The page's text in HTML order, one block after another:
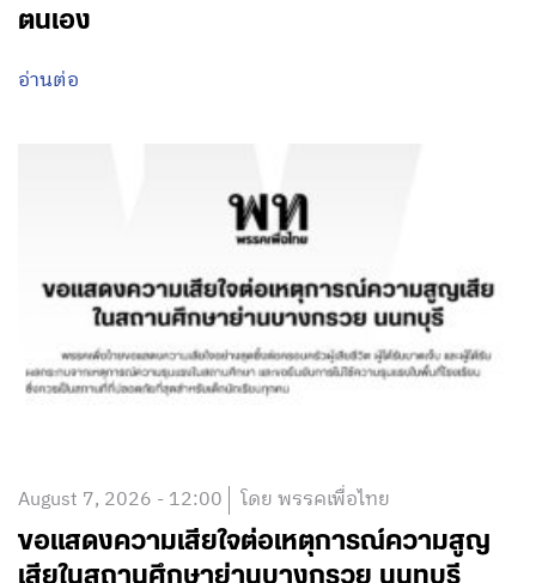
ตนเอง
อ่านต่อ
August 7, 2026 - 12:00 โดย พรรคเพื่อไทย
ขอแสดงความเสียใจต่อเหตุการณ์ความสูญ
เสียในสถานศึกษาย่านบางกรวย นนทบุรี